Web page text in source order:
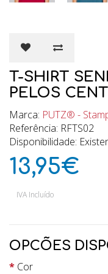
T-SHIRT
PELOS
Marca: PUTZ® -
Referência: RFTS02
Disponibilidade:
13,95€
IVA Incluído
OPCÕES
Cor